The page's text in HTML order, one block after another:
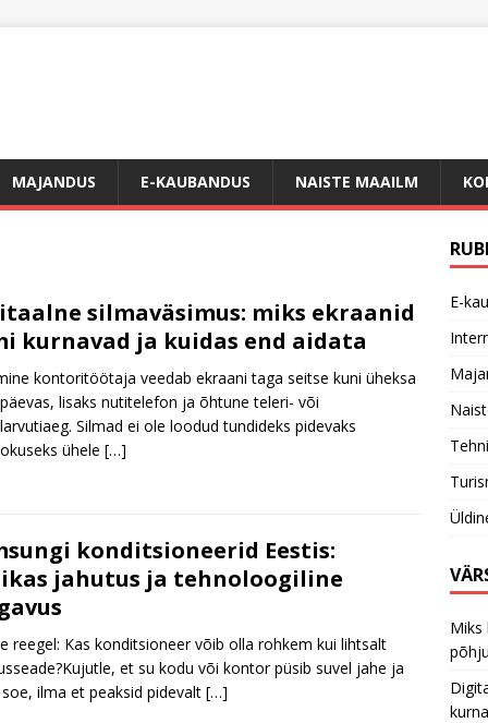
MAJANDUS E-KAUBANDUS NAISTE MAAILM
silmaväsimus: miks ekraanid
kurnavad ja kuidas end aidata
kontoritöötaja veedab ekraani taga seitse kuni üheksa
lisaks nutitelefon ja õhtune teleri- või
Silmad ei ole loodud tundideks pidevaks
ühele […]
konditsioneerid Eestis:
jahutus ja tehnoloogiline
reegel: Kas konditsioneer võib olla rohkem kui lihtsalt
et su kodu või kontor püsib suvel jahe ja
ilma et peaksid pidevalt […]
E-
Miks